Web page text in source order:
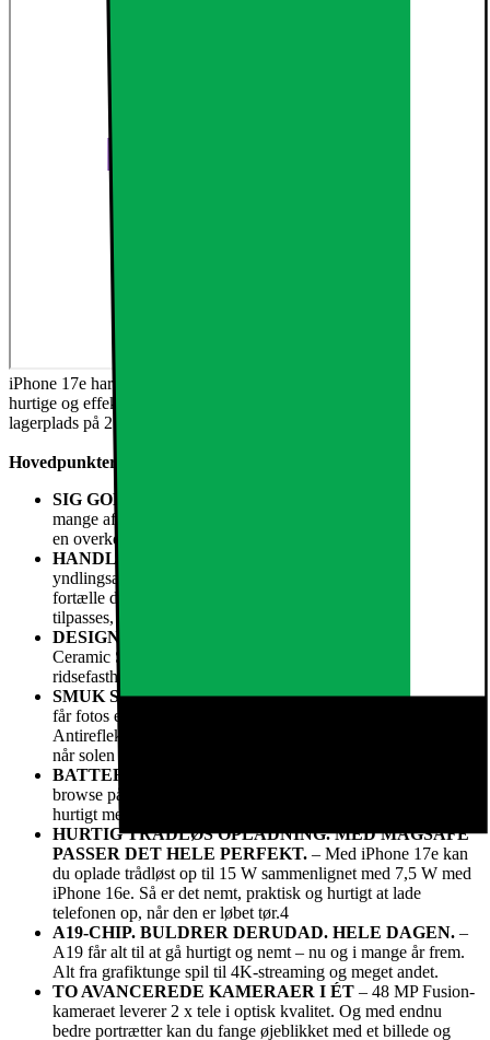
iPhone 17e har en smuk 6,1" Super Retina XDR-skærm,1 den
hurtige og effektive A19-chip, batteritid til hele dagen2 og
lagerplads på 256 GB og opefter.
Hovedpunkter
SIG GODDAG TIL ET GODT KØB
mange af de samme fantastiske funktioner som iPhone 17 til
en overkommelig pris.
HANDLINGSKNAP
yndlingsapps og funktioner, eller brug visuel intelligens til at
fortælle dig om ting i dine omgivelser.3 Knappen kan
tilpasses, som du vil.
DESIGNET TIL AT HOLDE
Ceramic Shield 2 på forsiden med tre gange bedre
ridsefasthed end den forrige generation.
SMUK SKÆRM– Med 6,1" Super Retina XDR-skærmen
får fotos et farvepift, og tekst er let at læse.1
Antirefleks¬belægningen med syv lag reducerer genskin, selv
når solen er skarp.
BATTERITID TIL HELE DAGEN
browse på nettet og binge film og serier i timevis.2 Oplad
hurtigt med USB-C og nu også med MagSafe.
HURTIG TRÅDLØS OPLADNING. MED MAGSAFE
PASSER DET HELE PERFEKT. – Med iPhone 17e kan
du oplade trådløst op til 15 W sammenlignet med 7,5 W med
iPhone 16e. Så er det nemt, praktisk og hurtigt at lade
telefonen op, når den er løbet tør.4
A19-CHIP. BULDRER DERUDAD. HELE DAGEN. –
A19 får alt til at gå hurtigt og nemt – nu og i mange år frem.
Alt fra grafiktunge spil til 4K-streaming og meget andet.
TO AVANCEREDE KAMERAER I ÉT – 48 MP Fusion-
kameraet leverer 2 x tele i optisk kvalitet. Og med endnu
bedre portrætter kan du fange øjeblikket med et billede og